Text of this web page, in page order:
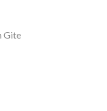
Gite